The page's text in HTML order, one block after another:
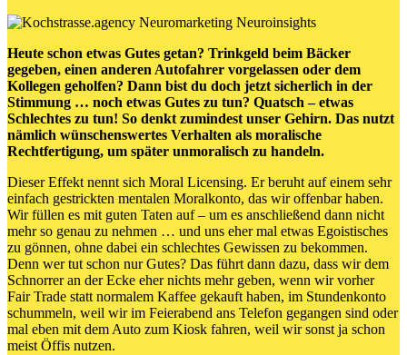
Heute schon etwas Gutes getan? Trinkgeld beim Bäcker
gegeben, einen anderen Autofahrer vorgelassen oder dem
Kollegen geholfen? Dann bist du doch jetzt sicherlich in der
Stimmung … noch etwas Gutes zu tun? Quatsch – etwas
Schlechtes zu tun! So denkt zumindest unser Gehirn. Das nutzt
nämlich wünschenswertes Verhalten als moralische
Rechtfertigung, um später unmoralisch zu handeln.
Dieser Effekt nennt sich Moral Licensing. Er beruht auf einem sehr
einfach gestrickten mentalen Moralkonto, das wir offenbar haben.
Wir füllen es mit guten Taten auf – um es anschließend dann nicht
mehr so genau zu nehmen … und uns eher mal etwas Egoistisches
zu gönnen, ohne dabei ein schlechtes Gewissen zu bekommen.
Denn wer tut schon nur Gutes? Das führt dann dazu, dass wir dem
Schnorrer an der Ecke eher nichts mehr geben, wenn wir vorher
Fair Trade statt normalem Kaffee gekauft haben, im Stundenkonto
schummeln, weil wir im Feierabend ans Telefon gegangen sind oder
mal eben mit dem Auto zum Kiosk fahren, weil wir sonst ja schon
meist Öffis nutzen.